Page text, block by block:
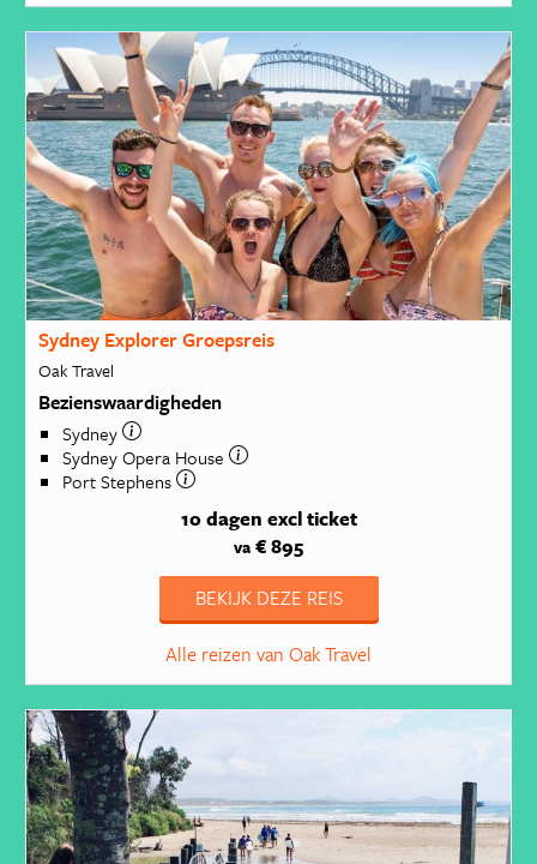
Sydney Explorer Groepsreis
Oak Travel
Bezienswaardigheden
Sydney
Sydney Opera House
Port Stephens
10 dagen excl ticket
va € 895
BEKIJK DEZE REIS
Alle reizen van Oak Travel